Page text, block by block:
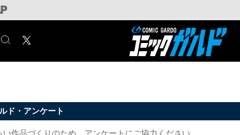
ド・アンケート
い作品づくりのため、アンケートにご協力ください